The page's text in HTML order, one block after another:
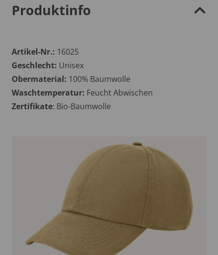
Produktinfo
Artikel-Nr.: 16025
Geschlecht: Unisex
Obermaterial: 100% Baumwolle
Waschtemperatur: Feucht Abwischen
Zertifikate: Bio-Baumwolle